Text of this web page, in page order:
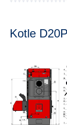
Kotle